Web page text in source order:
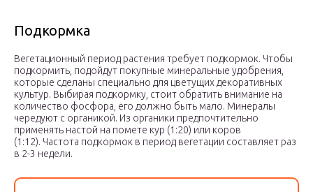
Подкормка
Вегетационный период растения требует подкормок. Чтобы
подкормить, подойдут покупные минеральные удобрения,
которые сделаны специально для цветущих декоративных
культур. Выбирая подкормку, стоит обратить внимание на
количество фосфора, его должно быть мало. Минералы
чередуют с органикой. Из органики предпочтительно
применять настой на помете кур (1:20) или коров
(1:12). Частота подкормок в период вегетации составляет раз
в 2-3 недели.